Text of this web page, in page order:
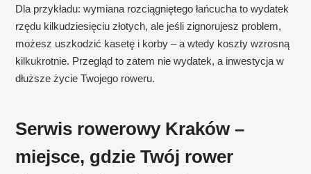
Dla przykładu: wymiana rozciągniętego łańcucha to wydatek
rzędu kilkudziesięciu złotych, ale jeśli zignorujesz problem,
możesz uszkodzić kasetę i korby – a wtedy koszty wzrosną
kilkukrotnie. Przegląd to zatem nie wydatek, a inwestycja w
dłuższe życie Twojego roweru.
Serwis rowerowy Kraków –
miejsce, gdzie Twój rower